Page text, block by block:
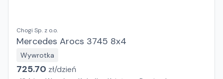
Chogi Sp. z o.o.
Mercedes Arocs 3745 8x4
Wywrotka
725.70 zł/dzień